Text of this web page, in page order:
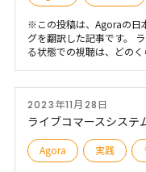
※この投稿は、Agoraの日
グを翻訳した記事です。
る状態での視聴は、どの
います。クオリティーの
ザーに提供するにあたって
ライブ映像配信のユーザ
2023年11月28日
ライブコマースシステ
Agora 実践